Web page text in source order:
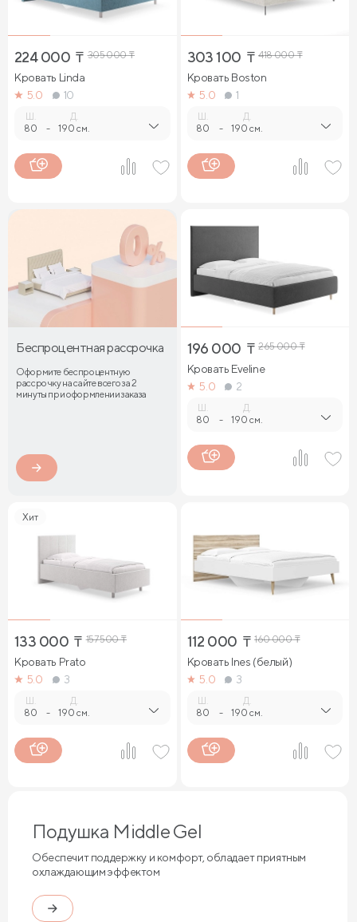
224 000 ₸ 305 000₸
Кровать Linda
5.0
10
80 -
Д.
190 см.
303 100 ₸ 418 000₸
Кровать Boston
5.0
1
80 -
Д.
190 см.
Беспроцентная рассрочка
Оформите беспроцентную
рассрочку на сайте всего за 2
минуты при оформлении заказа
196 000 ₸ 265 000₸
Кровать Eveline
5.0
2
80 -
Д.
190 см.
Хит
133 000 ₸ 157 500₸
Кровать Prato
5.0
3
80 -
Д.
190 см.
112 000 ₸ 160 000₸
Кровать Ines (белый)
5.0
3
80 -
Д.
190 см.
Подушка Middle Gel
Обеспечит поддержку и комфорт, обладает приятным
охлаждающим эффектом